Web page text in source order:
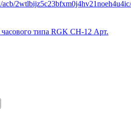
типа RGK CH-12 Арт.